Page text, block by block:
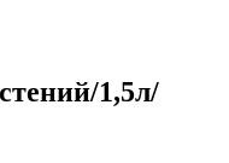
1,5л/